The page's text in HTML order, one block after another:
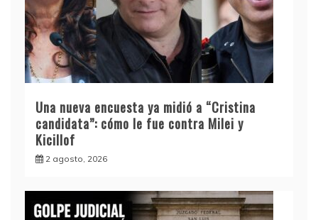
Una nueva encuesta ya midió a “Cristina
candidata”: cómo le fue contra Milei y
Kicillof
2 agosto, 2026